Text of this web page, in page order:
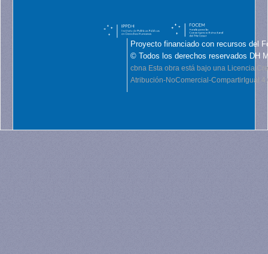
Proyecto financiado con recursos del
© Todos los derechos reservados DH
cbna Esta obra está bajo una Licencia
Atribución-NoComercial-CompartirIgual